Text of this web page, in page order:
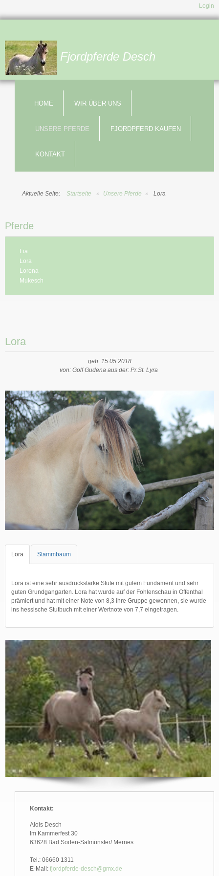
Login
Fjordpferde Desch
HOME WIR ÜBER UNS
UNSERE PFERDE FJORDPFERD KAUFEN
KONTAKT
Aktuelle Seite: Startseite » Unsere Pferde » Lora
Pferde
Lia
Lora
Lorena
Mukesch
Lora
geb. 15.05.2018
von: Golf Gudena aus der: Pr.St. Lyra
Lora Stammbaum
Lora ist eine sehr ausdruckstarke Stute mit gutem Fundament und sehr
guten Grundgangarten. Lora hat wurde auf der Fohlenschau in Offenthal
prämiert und hat mit einer Note von 8,3 ihre Gruppe gewonnen, sie wurde
ins hessische Stutbuch mit einer Wertnote von 7,7 eingetragen.
Kontakt:
Alois Desch
Im Kammerfest 30
63628 Bad Soden-Salmünster/ Mernes
Tel.: 06660 1311
E-Mail: fjordpferde-desch@gmx.de